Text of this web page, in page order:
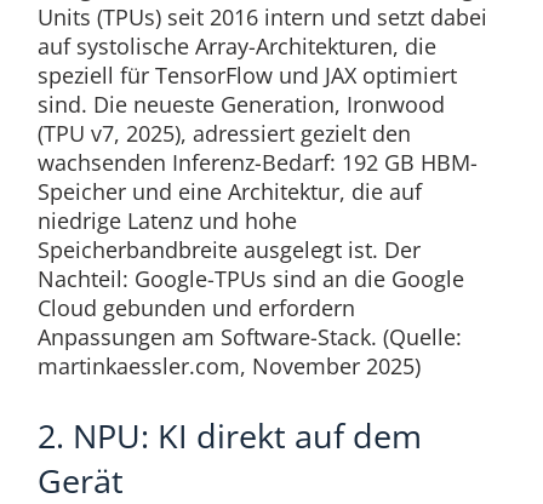
Units (TPUs) seit 2016 intern und setzt dabei
auf systolische Array-Architekturen, die
speziell für TensorFlow und JAX optimiert
sind. Die neueste Generation, Ironwood
(TPU v7, 2025), adressiert gezielt den
wachsenden Inferenz-Bedarf: 192 GB HBM-
Speicher und eine Architektur, die auf
niedrige Latenz und hohe
Speicherbandbreite ausgelegt ist. Der
Nachteil: Google-TPUs sind an die Google
Cloud gebunden und erfordern
Anpassungen am Software-Stack. (Quelle:
martinkaessler.com, November 2025)
2. NPU: KI direkt auf dem
Gerät